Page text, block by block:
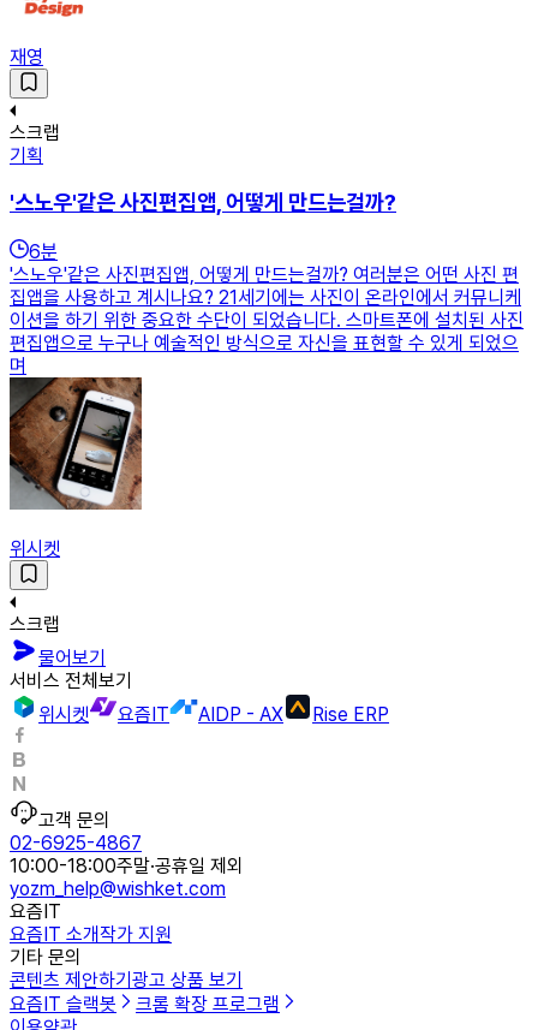
재영
스크랩
기획
'스노우'같은 사진편집앱, 어떻게 만드는걸까?
6분
'스노우'같은 사진편집앱, 어떻게 만드는걸까? 여러분은 어떤 사진 편
집앱을 사용하고 계시나요? 21세기에는 사진이 온라인에서 커뮤니케
이션을 하기 위한 중요한 수단이 되었습니다. 스마트폰에 설치된 사진
편집앱으로 누구나 예술적인 방식으로 자신을 표현할 수 있게 되었으
며
위시켓
스크랩
물어보기
서비스 전체보기
위시켓
요즘IT AIDP - AX Rise ERP
고객 문의
02-6925-4867
10:00-18:00주말·공휴일 제외
yozm_help@wishket.com
요즘IT
요즘IT 소개작가 지원
기타 문의
콘텐츠 제안하기 광고 상품 보기
요즘IT 슬랙봇
크롬 확장 프로그램